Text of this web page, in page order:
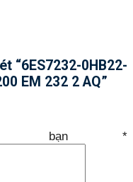
“6ES7232-0HB22-
EM 232 2 AQ”
bạn *